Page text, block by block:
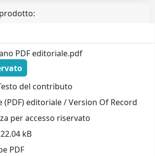
PDF editoriale.pdf
del contributo
(PDF) editoriale / Version Of Record
per accesso riservato
kB
PDF